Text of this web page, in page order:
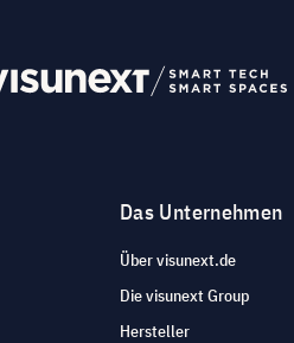
Das Unternehmen
Über visunext.de
Die visunext Group
Hersteller